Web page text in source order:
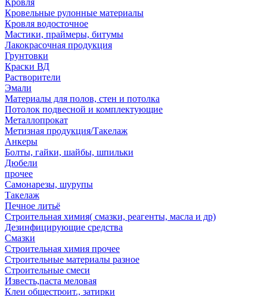
Кровля
Кровельные рулонные материалы
Кровля водосточное
Мастики, праймеры, битумы
Лакокрасочная продукция
Грунтовки
Краски ВД
Растворители
Эмали
Материалы для полов, стен и потолка
Потолок подвесной и комплектующие
Металлопрокат
Метизная продукция/Такелаж
Анкеры
Болты, гайки, шайбы, шпильки
Дюбели
прочее
Самонарезы, шурупы
Такелаж
Печное литьё
Строительная химия( смазки, реагенты, масла и др)
Дезинфицирующие средства
Смазки
Строительная химия прочее
Строительные материалы разное
Строительные смеси
Известь,паста меловая
Клеи общестроит., затирки